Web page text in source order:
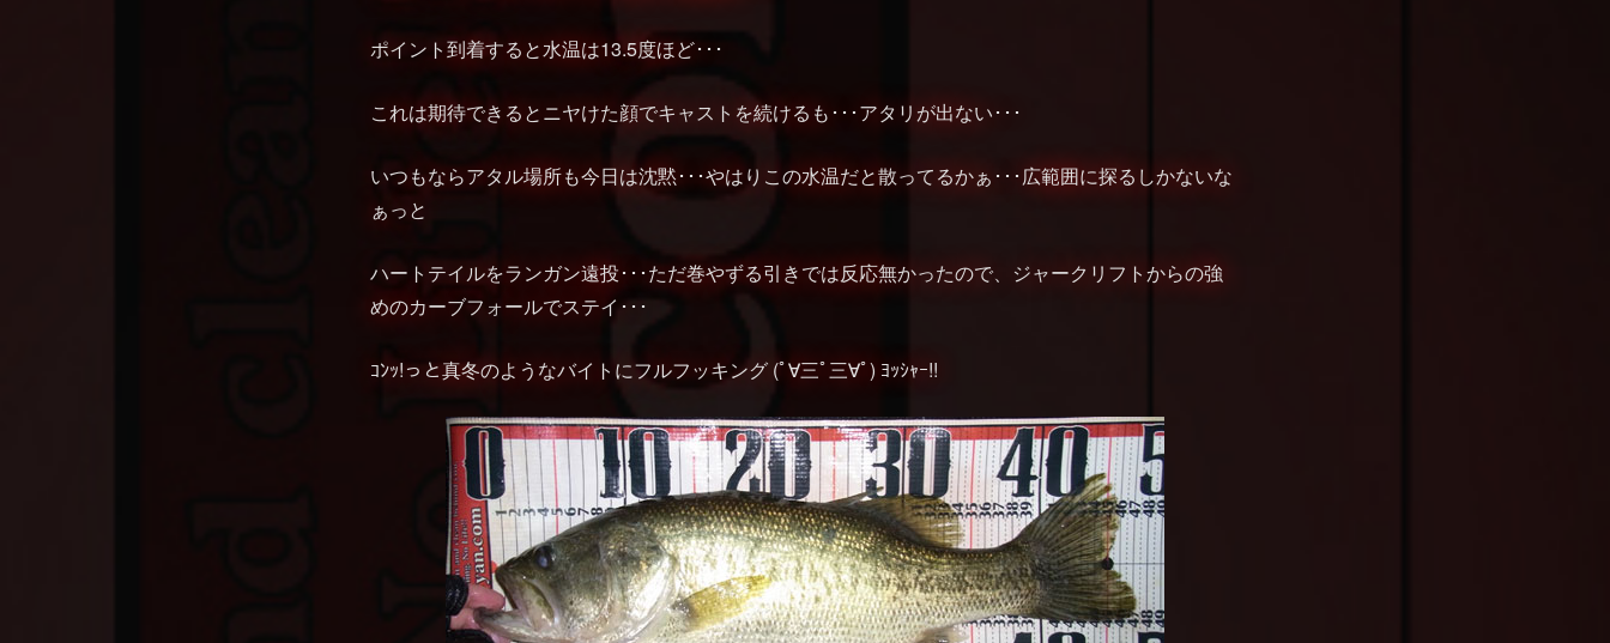
ポイント到着すると水温は13.5度ほど･･･
これは期待できるとニヤけた顔でキャストを続けるも･･･アタリが出ない･･･
いつもならアタル場所も今日は沈黙･･･やはりこの水温だと散ってるかぁ･･･広範囲に探るしかないな
ぁっと
ハートテイルをランガン遠投･･･ただ巻やずる引きでは反応無かったので、ジャークリフトからの強
めのカーブフォールでステイ･･･
ｺﾝｯ!っと真冬のようなバイトにフルフッキング (ﾟ∀三ﾟ三∀ﾟ) ﾖｯｼｬｰ!!